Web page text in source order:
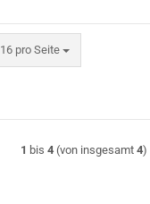
16 pro Seite
pro Seite
1 bis 4(von insgesamt 4)